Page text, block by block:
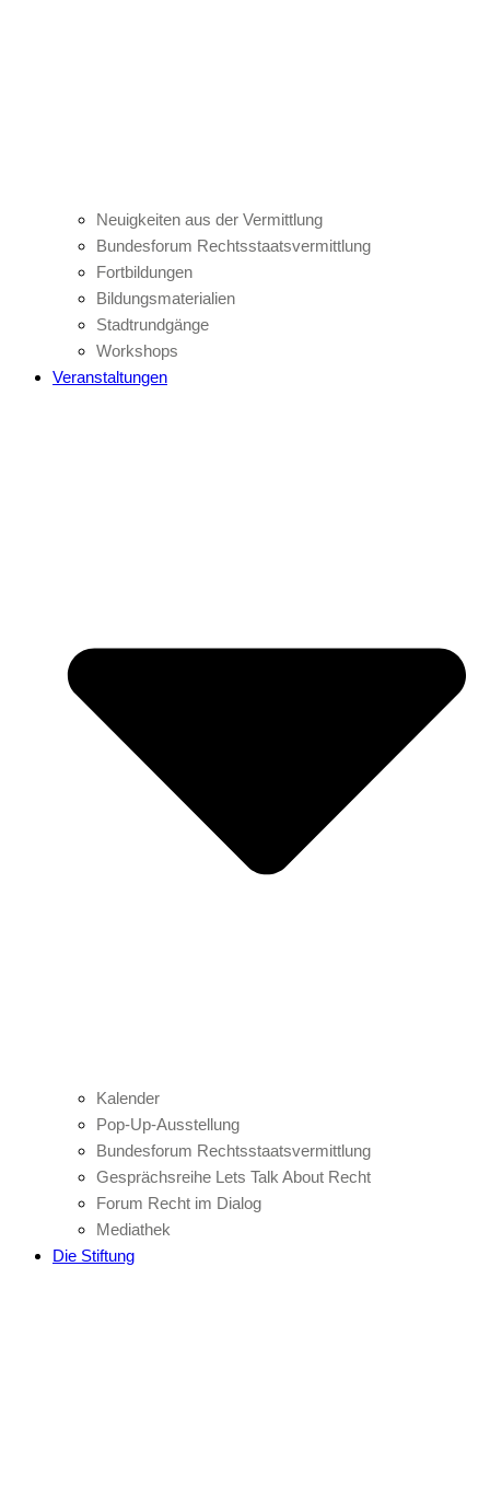
Neuigkeiten aus der Vermittlung
Bundesforum Rechtsstaatsvermittlung
Fortbildungen
Bildungsmaterialien
Stadtrundgänge
Workshops
Veranstaltungen
Kalender
Pop-Up-Ausstellung
Bundesforum Rechtsstaatsvermittlung
Gesprächsreihe Lets Talk About Recht
Forum Recht im Dialog
Mediathek
Die Stiftung